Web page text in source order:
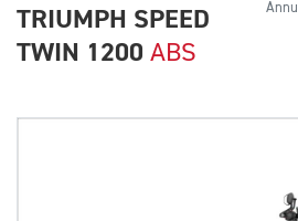
TRIUMPH SPEED
TWIN 1200 ABS